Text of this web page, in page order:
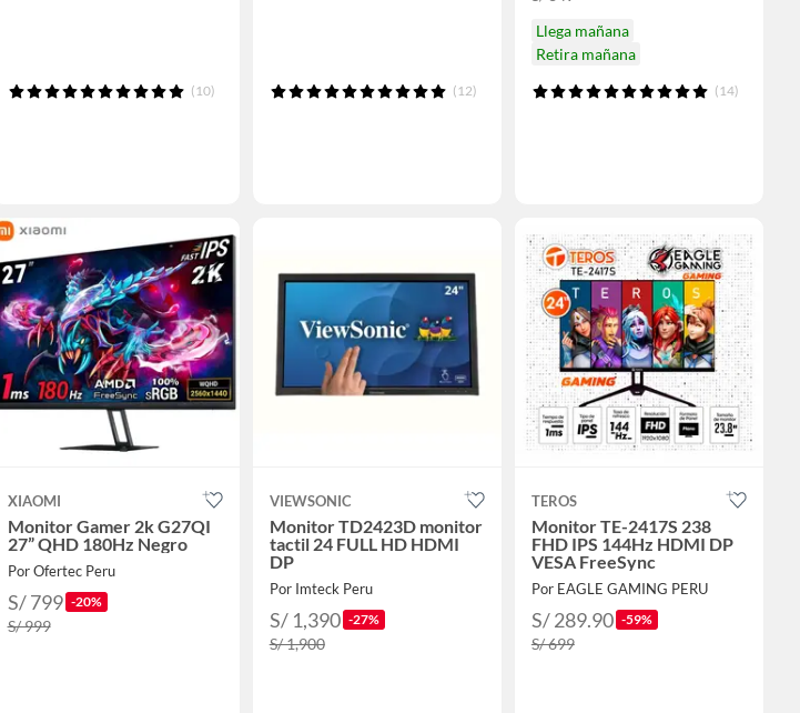
(10) (12)
Llega mañana
Retira mañana
(14)
XIAOMI
Monitor Gamer 2k G27QI
27” QHD 180Hz Negro
Por Ofertec Peru
S/ 799 -20%
S/ 999
VIEWSONIC
Monitor TD2423D monitor
tactil 24 FULL HD HDMI
DP
Por Imteck Peru
S/ 1,390 -27%
S/ 1,900
TEROS
Monitor TE-2417S 238
FHD IPS 144Hz HDMI DP
VESA FreeSync
Por EAGLE GAMING PERU
S/ 289.90 -59%
S/ 699